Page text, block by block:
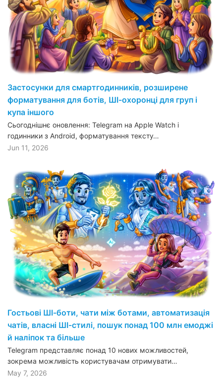
Застосунки для смартгодинників, розширене
форматування для ботів, ШІ-охоронці для груп і
купа іншого
Сьогоднішнє оновлення: Telegram на Apple Watch і
годинники з Android, форматування тексту…
Jun 11, 2026
Гостьові ШІ-боти, чати між ботами, автоматизація
чатів, власні ШІ-стилі, пошук понад 100 млн емоджі
й наліпок та більше
Telegram представляє понад 10 нових можливостей,
зокрема можливість користувачам отримувати…
May 7, 2026